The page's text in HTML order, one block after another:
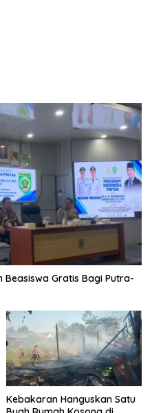
Beasiswa Gratis Bagi Putra-
Kebakaran Hanguskan Satu